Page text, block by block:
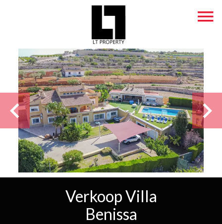
Verkoop Villa
Benissa